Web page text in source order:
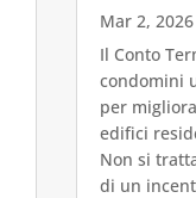
Mar 2, 2026
Il Conto
condomini
per
edifici
Non si
di un